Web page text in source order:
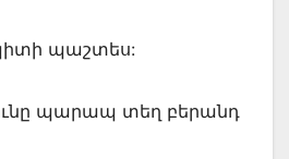
պաշտես:
պարապ տեղ բերանդ